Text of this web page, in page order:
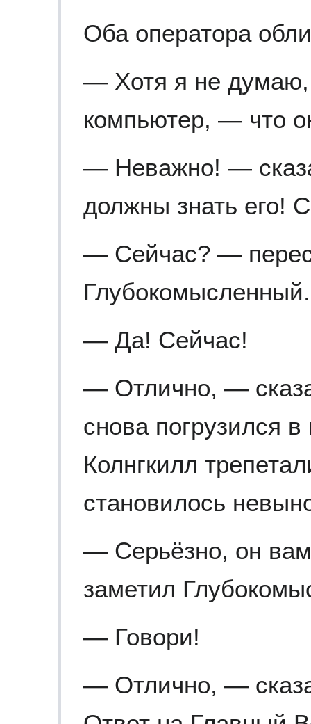
Оба оператора
— Хотя я не
компьютер, — что
— Неважно! —
должны знать его!
— Сейчас? —
Глубокомысленный.
— Да! Сейчас!
— Отлично, —
снова погрузился
Колнгкилл
становилось
— Серьёзно, он
заметил
— Говори!
— Отлично, —